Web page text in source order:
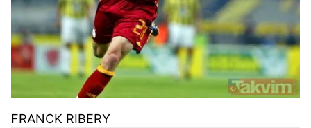
FRANCK RIBERY